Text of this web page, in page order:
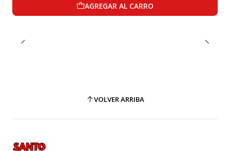
AGREGAR AL CARRO
VOLVER ARRIBA